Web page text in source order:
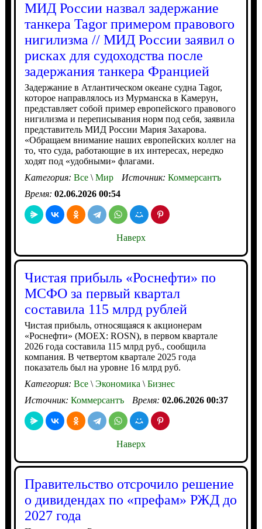
МИД России назвал задержание
танкера Tagor примером правового
нигилизма // МИД России заявил о
рисках для судоходства после
задержания танкера Францией
Задержание в Атлантическом океане судна Tagor,
которое направлялось из Мурманска в Камерун,
представляет собой пример европейского правового
нигилизма и переписывания норм под себя, заявила
представитель МИД России Мария Захарова.
«Обращаем внимание наших европейских коллег на
то, что суда, работающие в их интересах, нередко
ходят под «удобными» флагами.
Категория: Все\Мир Источник: Коммерсантъ
Время: 02.06.2026 00:54
Наверх
Чистая прибыль «Роснефти» по
МСФО за первый квартал
составила 115 млрд рублей
Чистая прибыль, относящаяся к акционерам
«Роснефти» (MOEX: ROSN), в первом квартале
2026 года составила 115 млрд руб., сообщила
компания. В четвертом квартале 2025 года
показатель был на уровне 16 млрд руб.
Категория: Все\Экономика \Бизнес
Источник: Коммерсантъ Время: 02.06.2026 00:37
Наверх
Правительство отсрочило решение
о дивидендах по «префам» РЖД до
2027 года